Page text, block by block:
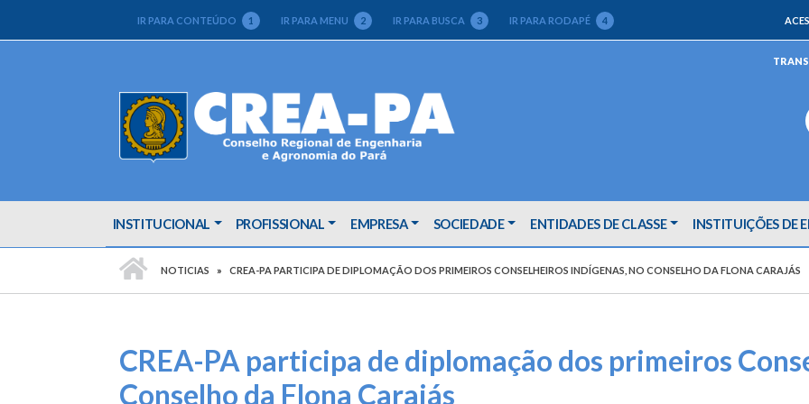
IR PARA CONTEÚDO 1 IR PARA MENU 2 IR PARA BUSCA 3 IR PARA RODAPÉ 4
INSTITUCIONAL PROFISSIONAL EMPRESA SOCIEDADE ENTIDADES DE CLASSE INSTITUIÇÕES DE
NOTICIAS CREA-PA PARTICIPA DE DIPLOMAÇÃO DOS PRIMEIROS CONSELHEIROS INDÍGENAS, NO CONSELHO DA FLONA CARAJÁS
CREA-PA participa de diplomação dos primeiros
Conselho da Flona Carajás